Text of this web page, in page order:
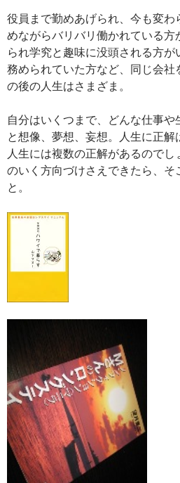
役員まで勤めあげられ、今も変わ
めながらバリバリ働かれている方
られ学究と趣味に没頭される方
務められていた方など、同じ会社
の後の人生はさまざま。
自分はいくつまで、どんな仕事や
と想像、夢想、妄想。人生に正解
人生には複数の正解があるので
のいく方向づけさえできたら、そ
と。